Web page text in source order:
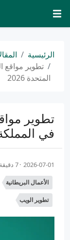
الرئيسية
تطوير مواقع
المتحدة 2026
تطوير
في المملكة
2026-07-01 7 دقيقة قراءة
الأعمال البريطانية
تطوير الويب